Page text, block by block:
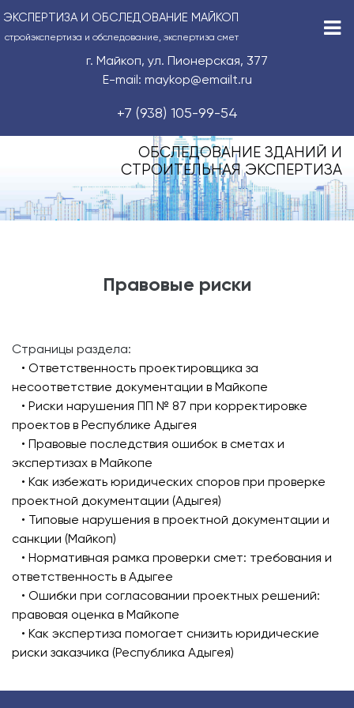
ЭКСПЕРТИЗА И ОБСЛЕДОВАНИЕ МАЙКОП
стройэкспертиза и обследование, экспертиза смет
г. Майкоп, ул. Пионерская, 377
E-mail: maykop@emailt.ru
+7 (938) 105-99-54
ОБСЛЕДОВАНИЕ ЗДАНИЙ И
СТРОИТЕЛЬНАЯ ЭКСПЕРТИЗА
Правовые риски
Страницы раздела:
• Ответственность проектировщика за
несоответствие документации в Майкопе
• Риски нарушения ПП № 87 при корректировке
проектов в Республике Адыгея
• Правовые последствия ошибок в сметах и
экспертизах в Майкопе
• Как избежать юридических споров при проверке
проектной документации (Адыгея)
• Типовые нарушения в проектной документации и
санкции (Майкоп)
• Нормативная рамка проверки смет: требования и
ответственность в Адыгее
• Ошибки при согласовании проектных решений:
правовая оценка в Майкопе
• Как экспертиза помогает снизить юридические
риски заказчика (Республика Адыгея)